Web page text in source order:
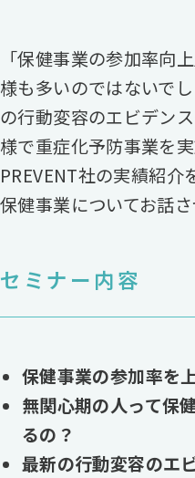
「保健事業の参加率向
様も多いのではないで
の行動変容のエビデン
様で重症化予防事業を
PREVENT社の実績紹
保健事業についてお話さ
セミナー内容
保健事業の参加率を
無関心期の人って保
るの？
最新の行動変容のエ